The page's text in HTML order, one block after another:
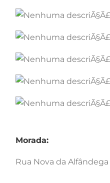
Morada:
Rua Nova da